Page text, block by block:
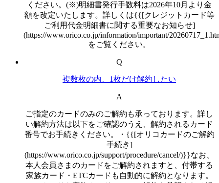
ください。(※)明細書発行手数料は2026年10月より金
額を改定いたします。詳しくは{{[クレジットカード等
ご利用代金明細書に関する重要なお知らせ]
(https://www.orico.co.jp/information/important/
をご覧ください。
Q
複数枚の内、1枚だけ解約したい
A
ご指定のカードのみのご解約も承っております。詳し
い解約方法は以下をご確認のうえ、解約されるカード
番号でお手続きください。・{{[オリコカードのご解約
手続き]
(https://www.orico.co.jp/support/procedure/cancel/)}}なお、
本人会員さまのカードをご解約されますと、付帯する
家族カード・ETCカードも自動的に解約となります。